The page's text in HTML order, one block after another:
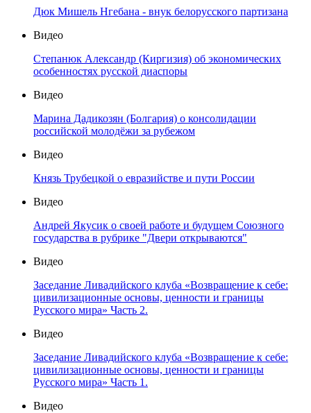
Дюк Мишель Нгебана - внук белорусского партизана
Видео
Степанюк Александр (Киргизия) об экономических
особенностях русской диаспоры
Видео
Марина Дадикозян (Болгария) о консолидации
российской молодёжи за рубежом
Видео
Князь Трубецкой о евразийстве и пути России
Видео
Андрей Якусик о своей работе и будущем Союзного
государства в рубрике "Двери открываются"
Видео
Заседание Ливадийского клуба «Возвращение к себе:
цивилизационные основы, ценности и границы
Русского мира» Часть 2.
Видео
Заседание Ливадийского клуба «Возвращение к себе:
цивилизационные основы, ценности и границы
Русского мира» Часть 1.
Видео